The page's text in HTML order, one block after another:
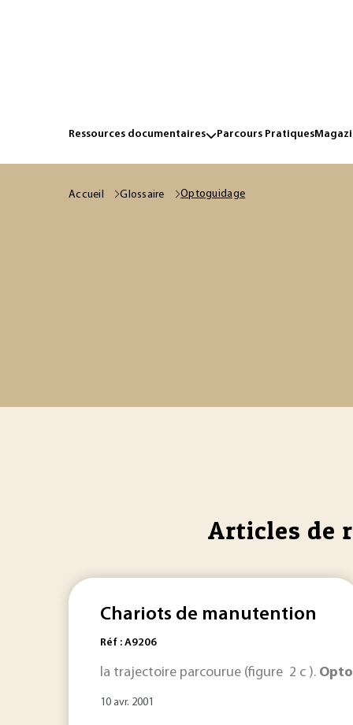
Ressources documentaires Parcours Pratiques
Accueil Glossaire Optoguidage
Articles de
Chariots de manutention
Réf : A9206
la trajectoire parcourue (figure 2 c ).
10 avr. 2001